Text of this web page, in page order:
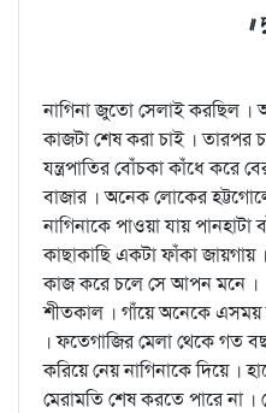
॥
নাগিনা জুতো সেলাই করছিল
কাজটা শেষ করা চাই । তারপর
যন্ত্রপাতির বোঁচকা কাঁধে করে
বাজার । অনেক লোকের
নাগিনাকে পাওয়া যায়
কাছাকাছি একটা ফাঁকা
কাজ করে চলে সে আপন মনে ।
শীতকাল । গাঁয়ে অনেকে
। ফতেগাজির মেলা থেকে গত
করিয়ে নেয় নাগিনাকে দিয়ে ।
মেরামতি শেষ করতে পারে না